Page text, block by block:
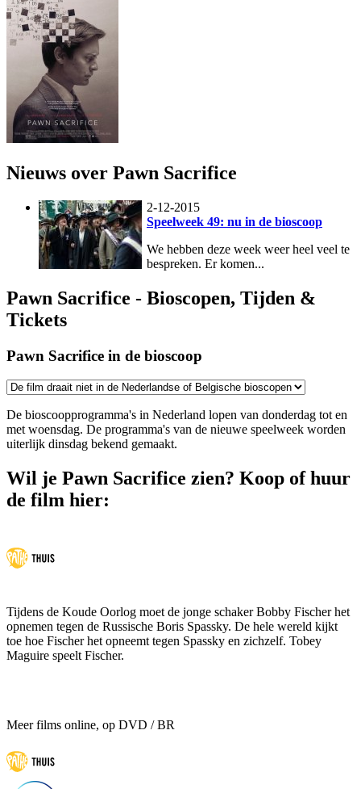
Nieuws over Pawn Sacrifice
2-12-2015
Speelweek 49: nu in de bioscoop
We hebben deze week weer heel veel te
bespreken. Er komen...
Pawn Sacrifice - Bioscopen, Tijden &
Tickets
Pawn Sacrifice in de bioscoop
De bioscoopprogramma's in Nederland lopen van donderdag tot en
met woensdag. De programma's van de nieuwe speelweek worden
uiterlijk dinsdag bekend gemaakt.
Wil je Pawn Sacrifice zien? Koop of huur
de film hier:
Tijdens de Koude Oorlog moet de jonge schaker Bobby Fischer het
opnemen tegen de Russische Boris Spassky. De hele wereld kijkt
toe hoe Fischer het opneemt tegen Spassky en zichzelf. Tobey
Maguire speelt Fischer.
Meer films online, op DVD / BR